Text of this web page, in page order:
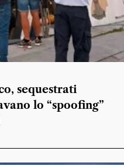
sequestrati
lo “spoofing”